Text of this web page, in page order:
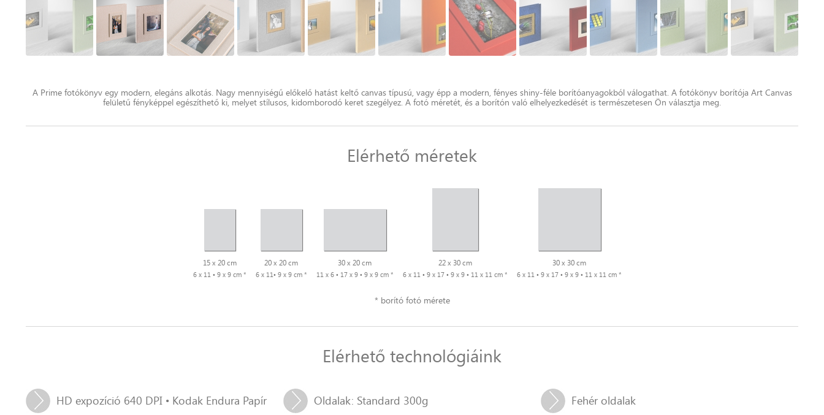
A Prime fotókönyv egy modern, elegáns alkotás. Nagy mennyiségű előkelő hatást keltő canvas típusú, vagy épp a modern, fényes shiny-féle borítóanyagokból válogathat. A fotókönyv borítója Art Canvas
felületű fényképpel egészíthető ki, melyet stílusos, kidomborodó keret szegélyez. A fotó méretét, és a borítón való elhelyezkedését is természetesen Ön választja meg.
Elérhető méretek
15 x 20 cm
6 x 11 • 9 x 9 cm *
20 x 20 cm
6 x 11• 9 x 9 cm *
30 x 20 cm
11 x 6 • 17 x 9 • 9 x 9 cm *
22 x 30 cm
6 x 11 • 9 x 17 • 9 x 9 • 11 x 11 cm *
30 x 30 cm
6 x 11 • 9 x 17 • 9 x 9 • 11 x 11 cm *
* borító fotó mérete
Elérhető technológiáink
HD expozíció 640 DPI • Kodak Endura Papír Oldalak: Standard 300g Fehér oldalak